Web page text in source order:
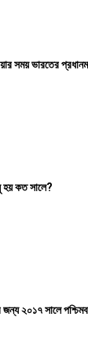
সময় ভারতের
হয় কত সালে?
২০১৭ সালে